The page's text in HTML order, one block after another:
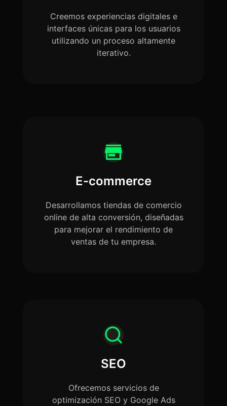
Creemos experiencias digitales e
interfaces únicas para los usuarios
utilizando un proceso altamente
iterativo.
E-commerce
Desarrollamos tiendas de comercio
online de alta conversión, diseñadas
para mejorar el rendimiento de
ventas de tu empresa.
SEO
Ofrecemos servicios de
optimización SEO y Google Ads